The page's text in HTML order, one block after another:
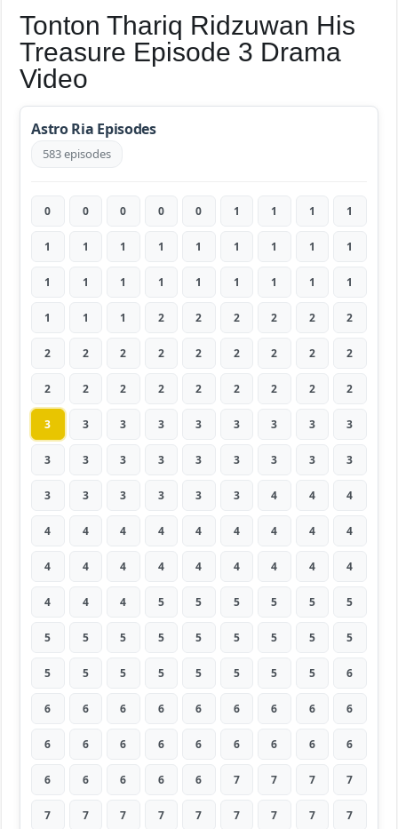
Tonton Thariq Ridzuwan His
Treasure Episode 3 Drama
Video
Astro Ria Episodes
583 episodes
0 0 0 0 0 1 1 1 1
1 1 1 1 1 1 1 1 1
1 1 1 1 1 1 1 1 1
1 1 1 2 2 2 2 2 2
2 2 2 2 2 2 2 2 2
2 2 2 2 2 2 2 2 2
3 3 3 3 3 3 3 3 3
3 3 3 3 3 3 3 3 3
3 3 3 3 3 3 4 4 4
4 4 4 4 4 4 4 4 4
4 4 4 4 4 4 4 4 4
4 4 4 5 5 5 5 5 5
5 5 5 5 5 5 5 5 5
5 5 5 5 5 5 5 5 6
6 6 6 6 6 6 6 6 6
6 6 6 6 6 6 6 6 6
6 6 6 6 6 7 7 7 7
7 7 7 7 7 7 7 7 7